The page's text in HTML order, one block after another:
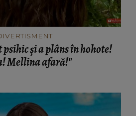
și a plâns în hohote!
Mellina afară!"